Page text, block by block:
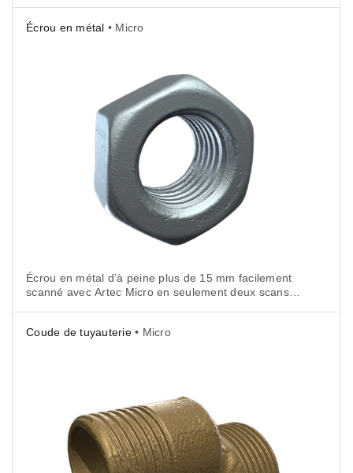
Écrou en métal • Micro
Écrou en métal d’à peine plus de 15 mm facilement
scanné avec Artec Micro en seulement deux scans.
supplémentaires ou arrière-plan.
Coude de tuyauterie• Micro